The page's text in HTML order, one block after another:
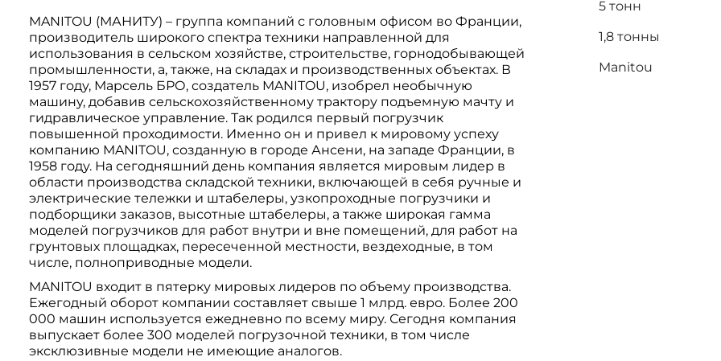
MANITOU (МАНИТУ) – группа компаний с головным офисом во Франции,
производитель широкого спектра техники направленной для
использования в сельском хозяйстве, строительстве, горнодобывающей
промышленности, а, также, на складах и производственных объектах. В
1957 году, Марсель БРО, создатель MANITOU, изобрел необычную
машину, добавив сельскохозяйственному трактору подъемную мачту и
гидравлическое управление. Так родился первый погрузчик
повышенной проходимости. Именно он и привел к мировому успеху
компанию MANITOU, созданную в городе Ансени, на западе Франции, в
1958 году. На сегодняшний день компания является мировым лидер в
области производства cкладской техники, включающей в себя ручные и
электрические тележки и штабелеры, узкопроходные погрузчики и
подборщики заказов, высотные штабелеры, а также широкая гамма
моделей погрузчиков для работ внутри и вне помещений, для работ на
грунтовых площадках, пересеченной местности, вездеходные, в том
числе, полноприводные модели.
MANITOU входит в пятерку мировых лидеров по объему производства.
Ежегодный оборот компании составляет свыше 1 млрд. евро. Более 200
000 машин используется ежедневно по всему миру. Сегодня компания
выпускает более 300 моделей погрузочной техники, в том числе
эксклюзивные модели не имеющие аналогов.
5 тонн
1,8 тонны
Manitou
Мини-погрузчики
Посевная техника